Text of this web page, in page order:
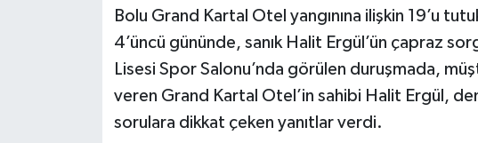
Bolu Grand Kartal Otel yangınına ilişkin 19’u
4’üncü gününde, sanık Halit Ergül’ün çapraz
Lisesi Spor Salonu’nda görülen duruşmada,
veren Grand Kartal Otel’in sahibi Halit Ergül,
sorulara dikkat çeken yanıtlar verdi.